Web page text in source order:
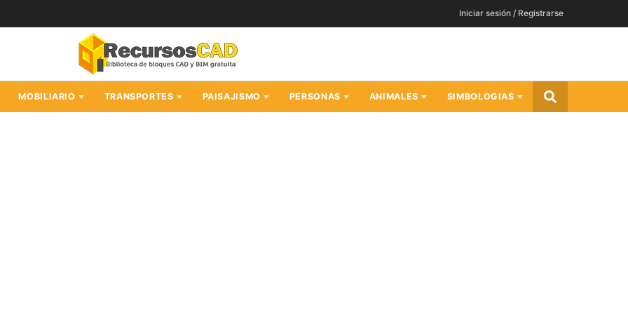
Iniciar sesión / Registrarse
MOBILIARIO TRANSPORTES PAISAJISMO PERSONAS ANIMALES SIMBOLOGIAS